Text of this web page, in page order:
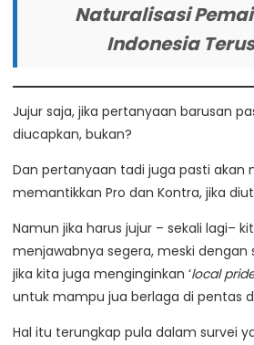
Naturalisasi
Indonesia
Jujur saja, jika pertanyaan barusan
diucapkan, bukan?
Dan pertanyaan tadi juga pasti akan
memantikkan Pro dan Kontra, jika
Namun jika harus jujur – sekali lagi–
menjawabnya segera, meski dengan
jika kita juga menginginkan ‘local
untuk mampu jua berlaga di pentas
Hal itu terungkap pula dalam survei